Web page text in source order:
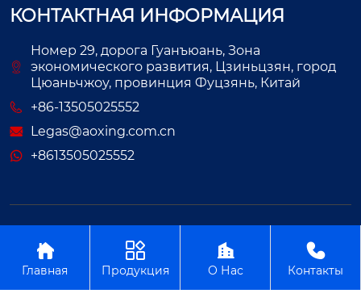
КОНТАКТНАЯ ИНФОРМАЦИЯ
Номер 29, дорога Гуанъюань, Зона
экономического развития, Цзиньцзян, город
Цюаньчжоу, провинция Фуцзянь, Китай
+86-13505025552
Legas@aoxing.com.cn
+8613505025552

Главная

Продукция

О Нас

Контакты